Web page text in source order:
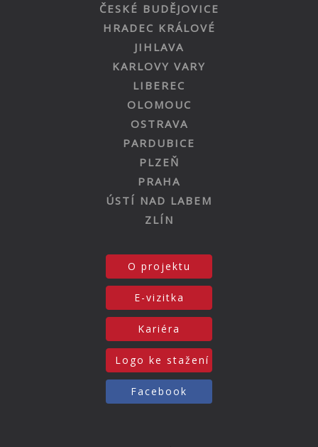
ČESKÉ BUDĚJOVICE
HRADEC KRÁLOVÉ
JIHLAVA
KARLOVY VARY
LIBEREC
OLOMOUC
OSTRAVA
PARDUBICE
PLZEŇ
PRAHA
ÚSTÍ NAD LABEM
ZLÍN
O projektu
E-vizitka
Kariéra
Logo ke stažení
Facebook